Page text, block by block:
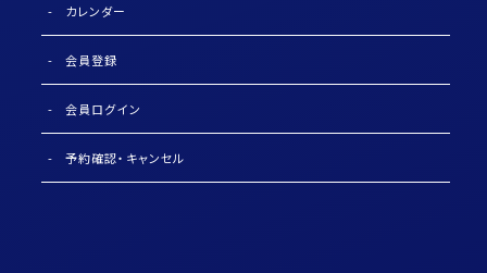
カレンダー
会員登録
会員ログイン
予約確認・キャンセル